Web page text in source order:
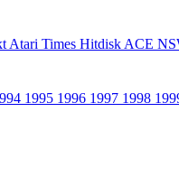
Atari Times Hitdisk ACE
1995 1996 1997 1998